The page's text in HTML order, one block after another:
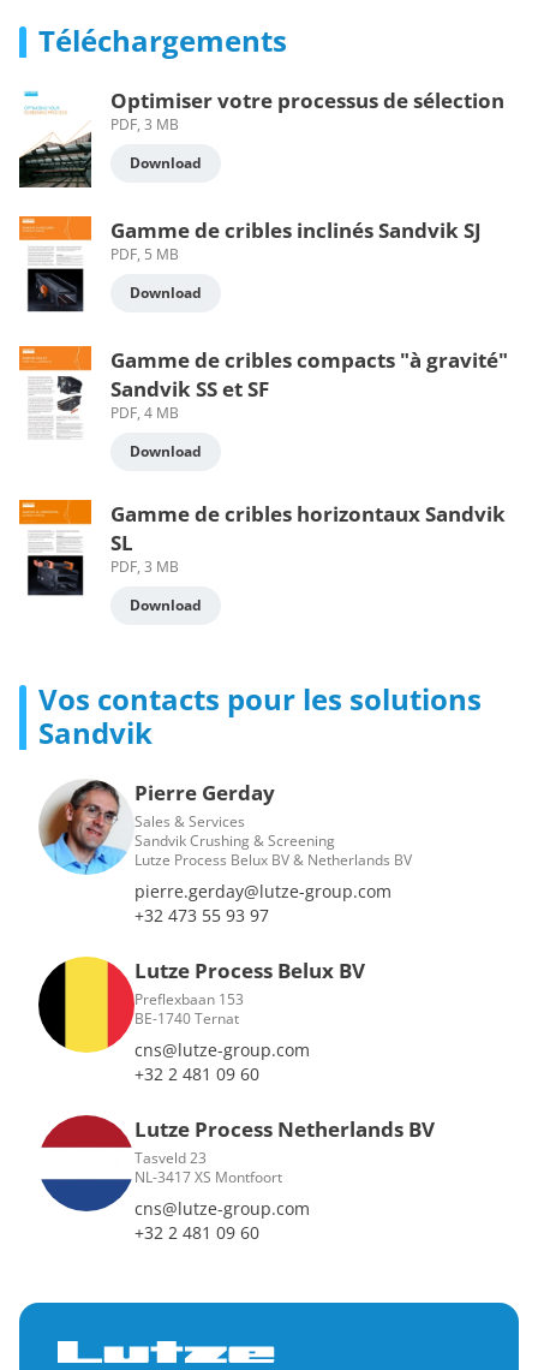
Téléchargements
Optimiser votre processus de sélection
PDF, 3 MB
Download
Gamme de cribles inclinés Sandvik SJ
PDF, 5 MB
Download
Gamme de cribles compacts "à gravité"
Sandvik SS et SF
PDF, 4 MB
Download
Gamme de cribles horizontaux Sandvik
SL
PDF, 3 MB
Download
Vos contacts pour les solutions
Sandvik
Pierre Gerday
Sales & Services
Sandvik Crushing & Screening
Lutze Process Belux BV & Netherlands BV
pierre.gerday@lutze-group.com
+32 473 55 93 97
Lutze Process Belux BV
Preflexbaan 153
BE-1740 Ternat
cns@lutze-group.com
+32 2 481 09 60
Lutze Process Netherlands BV
Tasveld 23
NL-3417 XS Montfoort
cns@lutze-group.com
+32 2 481 09 60